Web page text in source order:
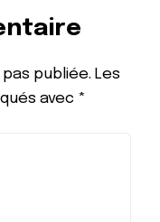
publiée. Les
avec *